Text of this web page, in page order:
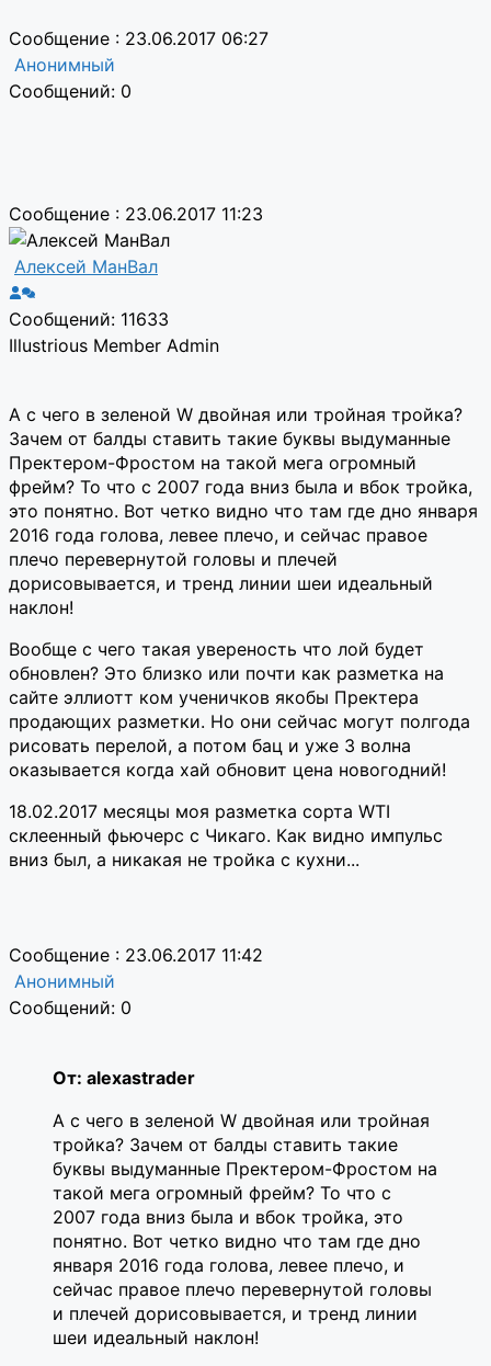
Сообщение : 23.06.2017 06:27
Анонимный
Сообщений: 0
Сообщение : 23.06.2017 11:23
Алексей МанВал
Сообщений: 11633
Illustrious Member Admin
А с чего в зеленой W двойная или тройная тройка?
Зачем от балды ставить такие буквы выдуманные
Пректером-Фростом на такой мега огромный
фрейм? То что с 2007 года вниз была и вбок тройка,
это понятно. Вот четко видно что там где дно января
2016 года голова, левее плечо, и сейчас правое
плечо перевернутой головы и плечей
дорисовывается, и тренд линии шеи идеальный
наклон!
Вообще с чего такая увереность что лой будет
обновлен? Это близко или почти как разметка на
сайте эллиотт ком ученичков якобы Пректера
продающих разметки. Но они сейчас могут полгода
рисовать перелой, а потом бац и уже 3 волна
оказывается когда хай обновит цена новогодний!
18.02.2017 месяцы моя разметка сорта WTI
склеенный фьючерс с Чикаго. Как видно импульс
вниз был, а никакая не тройка с кухни...
Сообщение : 23.06.2017 11:42
Анонимный
Сообщений: 0
От: alexastrader
А с чего в зеленой W двойная или тройная
тройка? Зачем от балды ставить такие
буквы выдуманные Пректером-Фростом на
такой мега огромный фрейм? То что с
2007 года вниз была и вбок тройка, это
понятно. Вот четко видно что там где дно
января 2016 года голова, левее плечо, и
сейчас правое плечо перевернутой головы
и плечей дорисовывается, и тренд линии
шеи идеальный наклон!